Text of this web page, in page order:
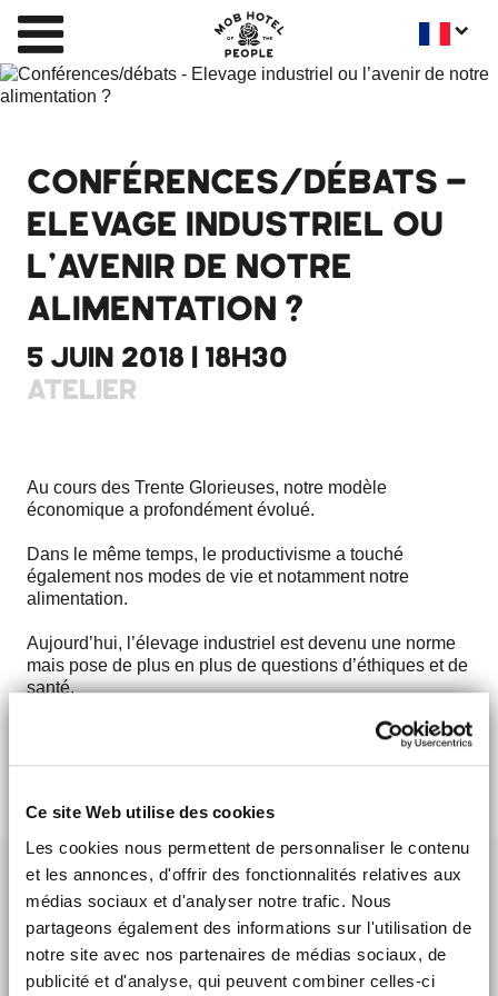
Ce site Web utilise des cookies
Les cookies nous permettent de personnaliser le contenu
et les annonces, d'offrir des fonctionnalités relatives aux
médias sociaux et d'analyser notre trafic. Nous
partageons également des informations sur l'utilisation de
notre site avec nos partenaires de médias sociaux, de
publicité et d'analyse, qui peuvent combiner celles-ci
CONFÉRENCES/DÉBATS -
ELEVAGE INDUSTRIEL OU
L’AVENIR DE NOTRE
ALIMENTATION ?
5 JUIN 2018 | 18H30
ATELIER
Au cours des Trente Glorieuses, notre modèle
économique a profondément évolué.
Dans le même temps, le productivisme a touché
également nos modes de vie et notamment notre
alimentation.
Aujourd’hui, l’élevage industriel est devenu une norme
mais pose de plus en plus de questions d’éthiques et de
santé.